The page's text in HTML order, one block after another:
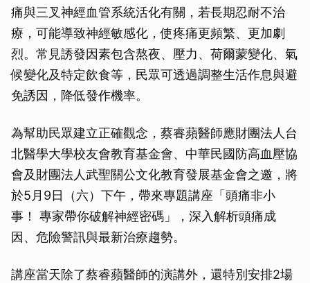
痛與三叉神經血管系統活化有關，若長期忍耐不治
療，可能導致神經敏感化，使疼痛更頻繁、更加劇
烈。常見誘發因素包含熬夜、壓力、荷爾蒙變化、氣
候變化及特定飲食等，民眾可透過調整生活作息與避
免誘因，降低發作機率。
為幫助民眾建立正確觀念，蔡睿蘋醫師應財團法人台
北醫學大學校友會教育基金會、中華民國防高血壓協
會及財團法人武聖關公文化教育發展基金會之邀，將
於5月9日（六）下午，帶來專題講座「頭痛非小
事！ 專家帶你破解神經密碼」，深入解析頭痛成
因、危險警訊與最新治療趨勢。
講座當天除了蔡睿蘋醫師的演講外，還特別安排2場